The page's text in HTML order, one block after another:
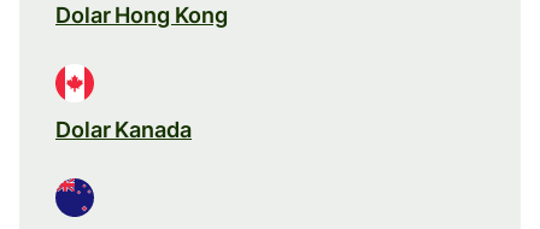
Dolar Hong Kong
Dolar Kanada